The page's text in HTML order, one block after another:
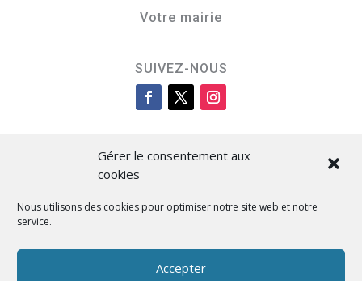
Gérer le consentement aux
cookies
Nous utilisons des cookies pour optimiser notre site web et notre
service.
Accepter
Votre mairie
SUIVEZ-NOUS
Cità di L’Isula